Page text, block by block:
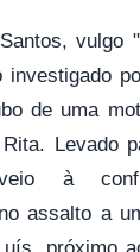
vulgo
investigado
de uma
Levado
à
assalto a